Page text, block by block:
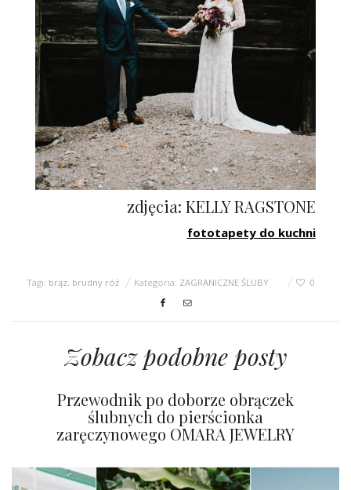
zdjęcia: KELLY RAGSTONE
fototapety do kuchni
Tagi: brąz, brudny róż Kategoria: ZAGRANICZNE ŚLUBY 0
Zobacz podobne posty
Przewodnik po doborze obrączek
ślubnych do pierścionka
zaręczynowego OMARA JEWELRY